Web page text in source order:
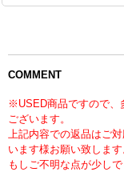
COMMENT
※USED商品ですので、
ございます。
上記内容での返品はご
います様お願い致します
もしご不明な点が少し